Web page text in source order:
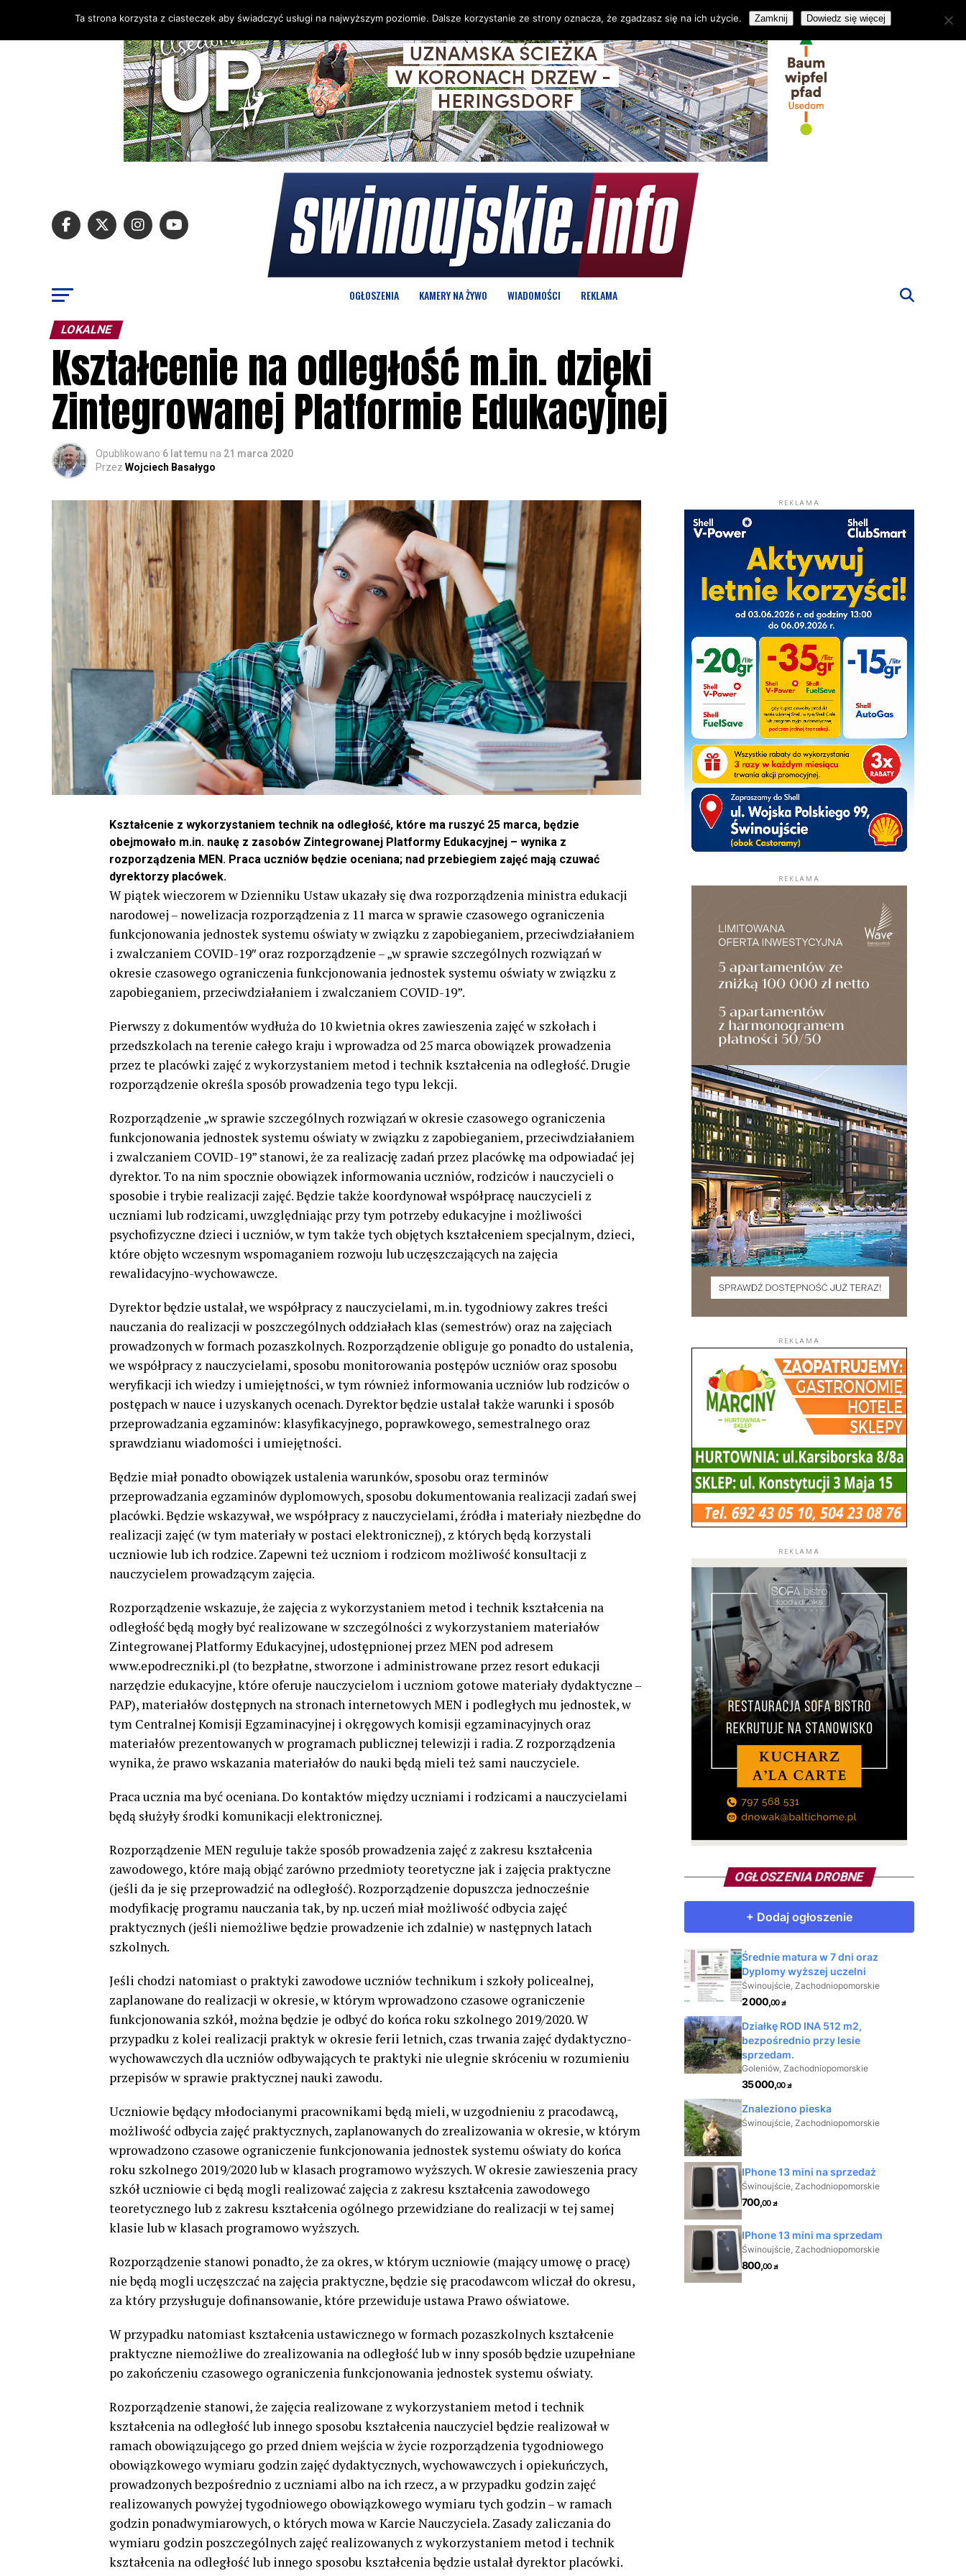
OGŁOSZENIA KAMERY NA ŻYWO WIADOMOŚCI REKLAMA
LOKALNE
Kształcenie na odległość m.in. dzięki
Zintegrowanej Platformie Edukacyjnej
Opublikowano 6 lat temu na 21 marca 2020
Przez Wojciech Basałygo
Kształcenie z wykorzystaniem technik na odległość, które ma ruszyć 25 marca, będzie
obejmowało m.in. naukę z zasobów Zintegrowanej Platformy Edukacyjnej – wynika z
rozporządzenia MEN. Praca uczniów będzie oceniana; nad przebiegiem zajęć mają czuwać
dyrektorzy placówek.
W piątek wieczorem w Dzienniku Ustaw ukazały się dwa rozporządzenia ministra edukacji
narodowej – nowelizacja rozporządzenia z 11 marca w sprawie czasowego ograniczenia
funkcjonowania jednostek systemu oświaty w związku z zapobieganiem, przeciwdziałaniem
i zwalczaniem COVID-19″ oraz rozporządzenie – „w sprawie szczególnych rozwiązań w
okresie czasowego ograniczenia funkcjonowania jednostek systemu oświaty w związku z
zapobieganiem, przeciwdziałaniem i zwalczaniem COVID-19”.
Pierwszy z dokumentów wydłuża do 10 kwietnia okres zawieszenia zajęć w szkołach i
przedszkolach na terenie całego kraju i wprowadza od 25 marca obowiązek prowadzenia
przez te placówki zajęć z wykorzystaniem metod i technik kształcenia na odległość. Drugie
rozporządzenie określa sposób prowadzenia tego typu lekcji.
Rozporządzenie „w sprawie szczególnych rozwiązań w okresie czasowego ograniczenia
funkcjonowania jednostek systemu oświaty w związku z zapobieganiem, przeciwdziałaniem
i zwalczaniem COVID-19” stanowi, że za realizację zadań przez placówkę ma odpowiadać jej
dyrektor. To na nim spocznie obowiązek informowania uczniów, rodziców i nauczycieli o
sposobie i trybie realizacji zajęć. Będzie także koordynował współpracę nauczycieli z
uczniami lub rodzicami, uwzględniając przy tym potrzeby edukacyjne i możliwości
psychofizyczne dzieci i uczniów, w tym także tych objętych kształceniem specjalnym, dzieci,
które objęto wczesnym wspomaganiem rozwoju lub uczęszczających na zajęcia
rewalidacyjno-wychowawcze.
Dyrektor będzie ustalał, we współpracy z nauczycielami, m.in. tygodniowy zakres treści
nauczania do realizacji w poszczególnych oddziałach klas (semestrów) oraz na zajęciach
prowadzonych w formach pozaszkolnych. Rozporządzenie obliguje go ponadto do ustalenia,
we współpracy z nauczycielami, sposobu monitorowania postępów uczniów oraz sposobu
weryfikacji ich wiedzy i umiejętności, w tym również informowania uczniów lub rodziców o
postępach w nauce i uzyskanych ocenach. Dyrektor będzie ustalał także warunki i sposób
przeprowadzania egzaminów: klasyfikacyjnego, poprawkowego, semestralnego oraz
sprawdzianu wiadomości i umiejętności.
Będzie miał ponadto obowiązek ustalenia warunków, sposobu oraz terminów
przeprowadzania egzaminów dyplomowych, sposobu dokumentowania realizacji zadań swej
placówki. Będzie wskazywał, we współpracy z nauczycielami, źródła i materiały niezbędne do
realizacji zajęć (w tym materiały w postaci elektronicznej), z których będą korzystali
uczniowie lub ich rodzice. Zapewni też uczniom i rodzicom możliwość konsultacji z
nauczycielem prowadzącym zajęcia.
Rozporządzenie wskazuje, że zajęcia z wykorzystaniem metod i technik kształcenia na
odległość będą mogły być realizowane w szczególności z wykorzystaniem materiałów
Zintegrowanej Platformy Edukacyjnej, udostępnionej przez MEN pod adresem
www.epodreczniki.pl (to bezpłatne, stworzone i administrowane przez resort edukacji
narzędzie edukacyjne, które oferuje nauczycielom i uczniom gotowe materiały dydaktyczne –
PAP), materiałów dostępnych na stronach internetowych MEN i podległych mu jednostek, w
tym Centralnej Komisji Egzaminacyjnej i okręgowych komisji egzaminacyjnych oraz
materiałów prezentowanych w programach publicznej telewizji i radia. Z rozporządzenia
wynika, że prawo wskazania materiałów do nauki będą mieli też sami nauczyciele.
Praca ucznia ma być oceniana. Do kontaktów między uczniami i rodzicami a nauczycielami
będą służyły środki komunikacji elektronicznej.
Rozporządzenie MEN reguluje także sposób prowadzenia zajęć z zakresu kształcenia
zawodowego, które mają objąć zarówno przedmioty teoretyczne jak i zajęcia praktyczne
(jeśli da je się przeprowadzić na odległość). Rozporządzenie dopuszcza jednocześnie
modyfikację programu nauczania tak, by np. uczeń miał możliwość odbycia zajęć
praktycznych (jeśli niemożliwe będzie prowadzenie ich zdalnie) w następnych latach
szkolnych.
Jeśli chodzi natomiast o praktyki zawodowe uczniów technikum i szkoły policealnej,
zaplanowane do realizacji w okresie, w którym wprowadzono czasowe ograniczenie
funkcjonowania szkół, można będzie je odbyć do końca roku szkolnego 2019/2020. W
przypadku z kolei realizacji praktyk w okresie ferii letnich, czas trwania zajęć dydaktyczno-
wychowawczych dla uczniów odbywających te praktyki nie ulegnie skróceniu w rozumieniu
przepisów w sprawie praktycznej nauki zawodu.
Uczniowie będący młodocianymi pracownikami będą mieli, w uzgodnieniu z pracodawcą,
możliwość odbycia zajęć praktycznych, zaplanowanych do zrealizowania w okresie, w którym
wprowadzono czasowe ograniczenie funkcjonowania jednostek systemu oświaty do końca
roku szkolnego 2019/2020 lub w klasach programowo wyższych. W okresie zawieszenia pracy
szkół uczniowie ci będą mogli realizować zajęcia z zakresu kształcenia zawodowego
teoretycznego lub z zakresu kształcenia ogólnego przewidziane do realizacji w tej samej
klasie lub w klasach programowo wyższych.
Rozporządzenie stanowi ponadto, że za okres, w którym uczniowie (mający umowę o pracę)
nie będą mogli uczęszczać na zajęcia praktyczne, będzie się pracodawcom wliczał do okresu,
za który przysługuje dofinansowanie, które przewiduje ustawa Prawo oświatowe.
W przypadku natomiast kształcenia ustawicznego w formach pozaszkolnych kształcenie
praktyczne niemożliwe do zrealizowania na odległość lub w inny sposób będzie uzupełniane
po zakończeniu czasowego ograniczenia funkcjonowania jednostek systemu oświaty.
Rozporządzenie stanowi, że zajęcia realizowane z wykorzystaniem metod i technik
kształcenia na odległość lub innego sposobu kształcenia nauczyciel będzie realizował w
ramach obowiązującego go przed dniem wejścia w życie rozporządzenia tygodniowego
obowiązkowego wymiaru godzin zajęć dydaktycznych, wychowawczych i opiekuńczych,
prowadzonych bezpośrednio z uczniami albo na ich rzecz, a w przypadku godzin zajęć
realizowanych powyżej tygodniowego obowiązkowego wymiaru tych godzin – w ramach
godzin ponadwymiarowych, o których mowa w Karcie Nauczyciela. Zasady zaliczania do
wymiaru godzin poszczególnych zajęć realizowanych z wykorzystaniem metod i technik
kształcenia na odległość lub innego sposobu kształcenia będzie ustalał dyrektor placówki.
REKLAMA
REKLAMA
REKLAMA
REKLAMA
OGŁOSZENIA DROBNE
Ta strona korzysta z ciasteczek aby świadczyć usługi na najwyższym poziomie. Dalsze korzystanie ze strony oznacza, że zgadzasz się na ich użycie. Zamknij Dowiedz się więcej